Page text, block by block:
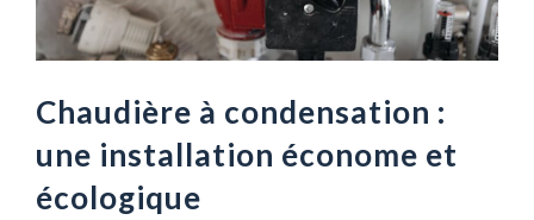
Chaudière à condensation :
une installation économe et
écologique